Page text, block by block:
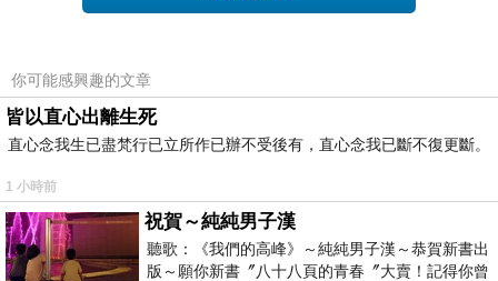
你可能感興趣的文章
皆以直心出離生死
直心念我生已盡梵行已立所作已辦不受後有，直心念我已斷不復更斷。
1 小時前
祝賀～純純男子漢
聽歌：《我們的高峰》～純純男子漢～恭賀新書出
版～願你新書〞八十八頁的青春〞大賣！記得你曾